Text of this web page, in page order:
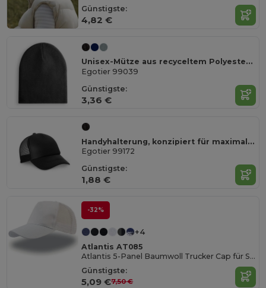
Günstigste:
4,82 €
Unisex-Mütze aus recyceltem Polyester (100% rPET)
Egotier 99039
Günstigste:
3,36 €
Handyhalterung, konzipiert für maximalen Komfort beim Tragen
Egotier 99172
Günstigste:
1,88 €
-32%
+4
Atlantis AT085
Atlantis 5-Panel Baumwoll Trucker Cap für Sport & Freizeit
Günstigste:
5,09 €7,50 €